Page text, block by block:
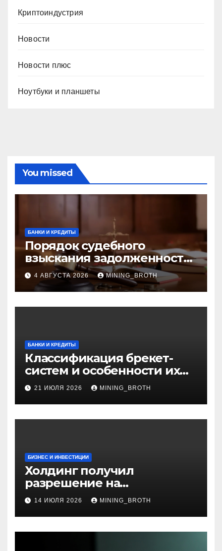
Криптоиндустрия
Новости
Новости плюс
Ноутбуки и планшеты
You missed
БАНКИ И КРЕДИТЫ
Порядок судебного
взыскания задолженности:
ключевые стадии и
нюансы
4 АВГУСТА 2026 MINING_BROTH
БАНКИ И КРЕДИТЫ
Классификация брекет-
систем и особенности их
установки
21 ИЮЛЯ 2026 MINING_BROTH
БИЗНЕС И ИНВЕСТИЦИИ
Холдинг получил
разрешение на
приобретение банка в
Турции
14 ИЮЛЯ 2026 MINING_BROTH